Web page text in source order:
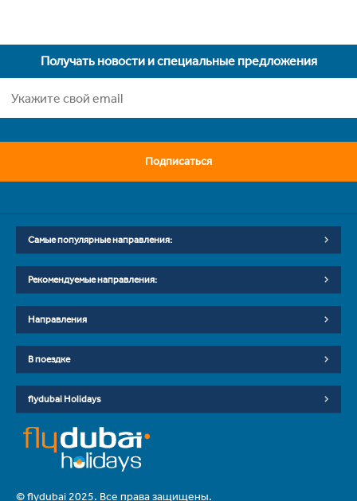
Получать новости и специальные предложения
Подписаться
Самые популярные направления:
Рекомендуемые направления:
Направления
В поездке
flydubai Holidays
© flydubai 2025. Все права защищены.